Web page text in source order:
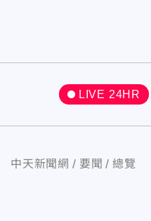
LIVE 24HR
中天新聞網 要聞 總覽